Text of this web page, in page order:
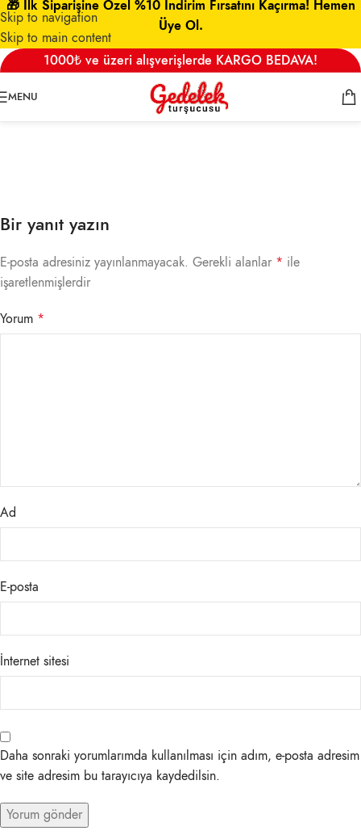
Skip to navigation
Skip to main content
🎁 İlk Siparişine Özel %10 İndirim Fırsatını Kaçırma! Hemen
Üye Ol.
1000₺ ve üzeri alışverişlerde KARGO BEDAVA!
MENU
organic-svg-title-img
adminOn 9 Eylül 2021
Bir yanıt yazın
E-posta adresiniz yayınlanmayacak. Gerekli alanlar * ile
işaretlenmişlerdir
Yorum *
Ad
E-posta
İnternet sitesi
Daha sonraki yorumlarımda kullanılması için adım, e-posta adresim
ve site adresim bu tarayıcıya kaydedilsin.